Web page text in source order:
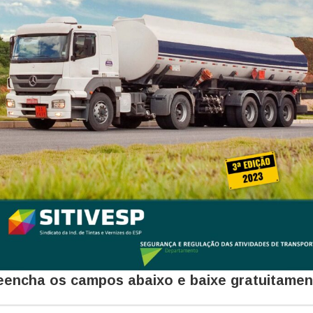
os campos abaixo e baixe